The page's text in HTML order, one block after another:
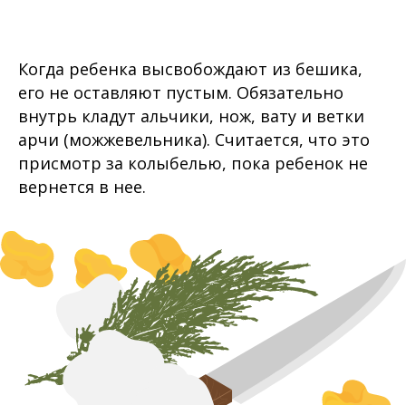
Когда ребенка высвобождают из бешика,
его не оставляют пустым. Обязательно
внутрь кладут альчики, нож, вату и ветки
арчи (можжевельника). Считается, что это
присмотр за колыбелью, пока ребенок не
вернется в нее.